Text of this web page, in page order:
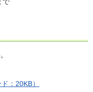
：20KB）